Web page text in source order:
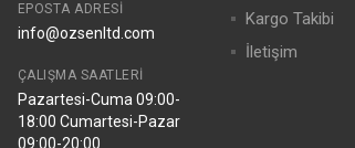
EPOSTA ADRESI
info@ozsenltd.com
ÇALIŞMA SAATLERI
Pazartesi-Cuma 09:00-
18:00 Cumartesi-Pazar
09:00-20:00
Kargo Takibi
İletişim